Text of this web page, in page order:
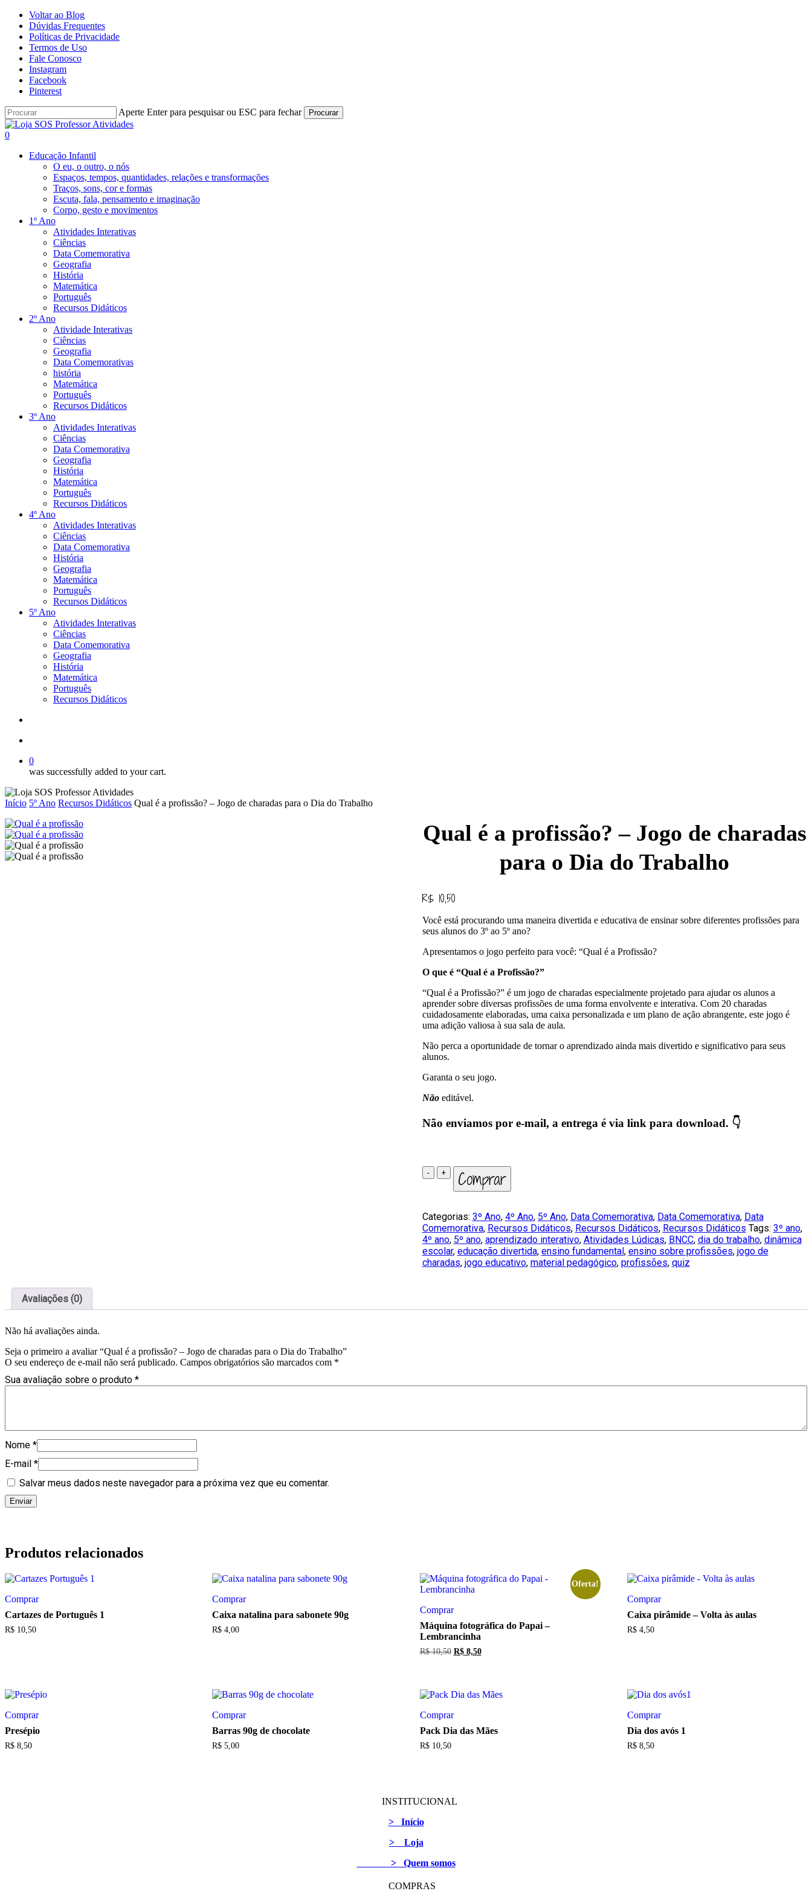
Skip
main
content
Voltar ao Blog
Dúvidas Frequentes
Políticas de Privacidade
Termos de Uso
Fale Conosco
Instagram
Facebook
Pinterest
Aperte Enter para pesquisar ou ESC para fechar Procurar
Close
Search
procurar
account
0
Educação Infantil
O eu, o outro, o nós
Espaços, tempos, quantidades, relações e transformações
Traços, sons, cor e formas
Escuta, fala, pensamento e imaginação
Corpo, gesto e movimentos
1º Ano
Atividades Interativas
Ciências
Data Comemorativa
Geografia
História
Matemática
Português
Recursos Didáticos
2º Ano
Atividade Interativas
Ciências
Geografia
Data Comemorativas
história
Matemática
Português
Recursos Didáticos
3º Ano
Atividades Interativas
Ciências
Data Comemorativa
Geografia
História
Matemática
Português
Recursos Didáticos
4º Ano
Atividades Interativas
Ciências
Data Comemorativa
História
Geografia
Matemática
Português
Recursos Didáticos
5º Ano
Atividades Interativas
Ciências
Data Comemorativa
Geografia
História
Matemática
Português
Recursos Didáticos
0
was successfully added to your cart.
Início 5º Ano Recursos Didáticos Qual é a profissão? – Jogo de charadas para o Dia do Trabalho
Qual é a profissão? – Jogo de charadas
para o Dia do Trabalho
R$10,50
Você está procurando uma maneira divertida e educativa de ensinar sobre diferentes profissões para
seus alunos do 3º ao 5º ano?
Apresentamos o jogo perfeito para você: “Qual é a Profissão?
O que é “Qual é a Profissão?”
“Qual é a Profissão?” é um jogo de charadas especialmente projetado para ajudar os alunos a
aprender sobre diversas profissões de uma forma envolvente e interativa. Com 20 charadas
cuidadosamente elaboradas, uma caixa personalizada e um plano de ação abrangente, este jogo é
uma adição valiosa à sua sala de aula.
Não perca a oportunidade de tornar o aprendizado ainda mais divertido e significativo para seus
alunos.
Garanta o seu jogo.
Nãoeditável.
Não enviamos por e-mail, a entrega é via link para download. 👇
Qual
é
-
Jogo
de
charadas
para
Trabalho
Comprar
Categorias: 3º Ano, 4º Ano, 5º Ano, Data Comemorativa, Data Comemorativa, Data
Comemorativa, Recursos Didáticos, Recursos Didáticos, Recursos Didáticos Tags: 3º ano,
4º ano, 5º ano, aprendizado interativo, Atividades Lúdicas, BNCC, dia do trabalho, dinâmica
escolar, educação divertida, ensino fundamental, ensino sobre profissões, jogo de
charadas, jogo educativo, material pedagógico, profissões, quiz
Avaliações (0)
Não há avaliações ainda.
Seja o primeiro a avaliar “Qual é a profissão? – Jogo de charadas para o Dia do Trabalho”
O seu endereço de e-mail não será publicado. Campos obrigatórios são marcados com *
Sua avaliação sobre o produto *
Nome *
E-mail *
Salvar meus dados neste navegador para a próxima vez que eu comentar.
Produtos relacionados
Comprar
Cartazes de Português 1
R$ 10,50
Comprar
Caixa natalina para sabonete 90g
R$ 4,00
Oferta!
Comprar
Máquina fotográfica do Papai –
Lembrancinha
R$10,50 O
R$ 10,50.
R$8,50O
R$ 8,50.
Comprar
Caixa pirâmide – Volta às aulas
R$4,50
Comprar
Presépio
R$ 8,50
Comprar
Barras 90g de chocolate
R$ 5,00
Comprar
Pack Dia das Mães
R$10,50
Comprar
Dia dos avós 1
R$8,50
INSTITUCIONAL
>
Início
>
Loja
> Quem somos
COMPRAS